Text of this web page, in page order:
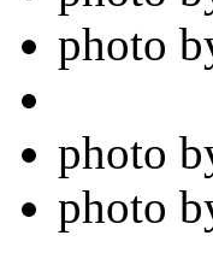
photo
photo
photo